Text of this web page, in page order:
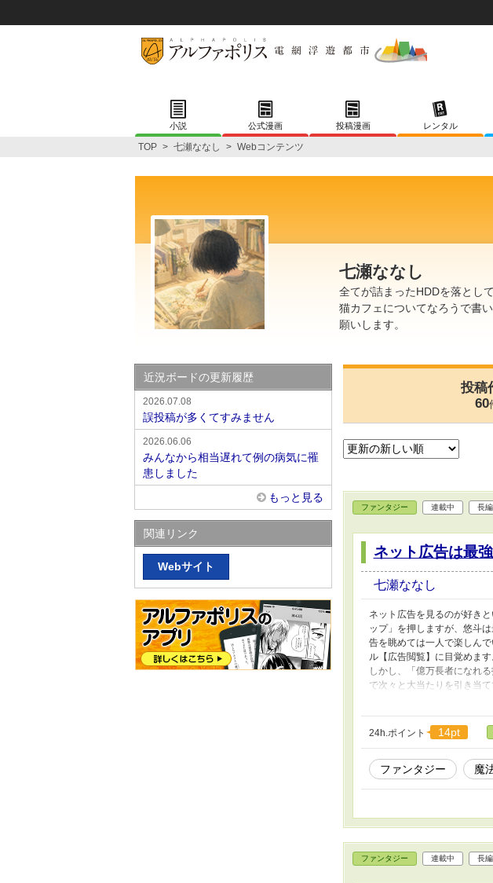
小説 公式漫画 投稿漫画 レンタル
TOP > 七瀬ななし > Webコンテンツ
七瀬ななし
全てが詰まったHDDを落とし
猫カフェについてなろうで書
願いします。
投稿
60
ファンタジー 連載中 長編
ネット広告は最
七瀬ななし
ネット広告を見るのが好き
ップ」を押しますが、悠斗
告を眺めては一人で楽しん
ル【広告閲覧】に目覚めま
しかし、「億万長者になれ
で次々と大当たりを引き当
ーム広告でスキルや魔法を
てる！」 誰も見向きもしな
界を変えていく、そんな読
24h.ポイント 14pt
ファンタジー 魔
ファンタジー 連載中 長編
近況ボードの更新履歴
2026.07.08
誤投稿が多くてすみません
2026.06.06
みんなから相当遅れて例の病気に罹
患しました
もっと見る
関連リンク
Webサイト